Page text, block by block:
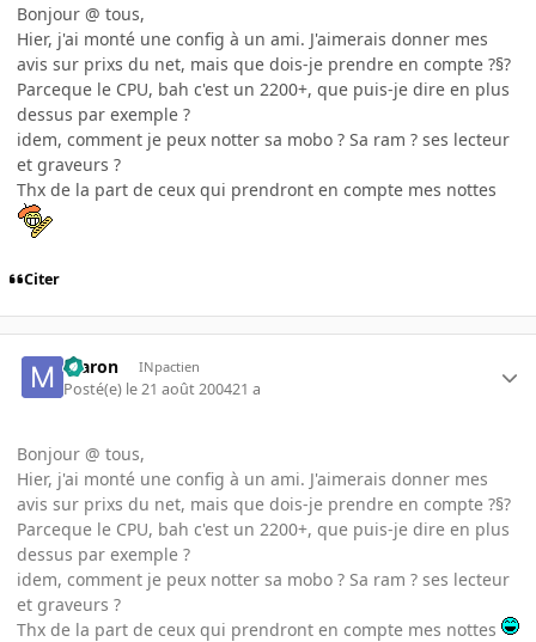
Bonjour @ tous,
Hier, j'ai monté une config à un ami. J'aimerais donner mes
avis sur prixs du net, mais que dois-je prendre en compte ?§?
Parceque le CPU, bah c'est un 2200+, que puis-je dire en plus
dessus par exemple ?
idem, comment je peux notter sa mobo ? Sa ram ? ses lecteur
et graveurs ?
Thx de la part de ceux qui prendront en compte mes nottes
Citer
maron INpactien
Posté(e) le 21 août 200421 a
Bonjour @ tous,
Hier, j'ai monté une config à un ami. J'aimerais donner mes
avis sur prixs du net, mais que dois-je prendre en compte ?§?
Parceque le CPU, bah c'est un 2200+, que puis-je dire en plus
dessus par exemple ?
idem, comment je peux notter sa mobo ? Sa ram ? ses lecteur
et graveurs ?
Thx de la part de ceux qui prendront en compte mes nottes